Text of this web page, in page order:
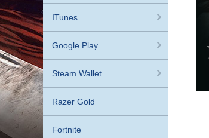
ITunes
Google Play
Steam Wallet
Razer Gold
Fortnite